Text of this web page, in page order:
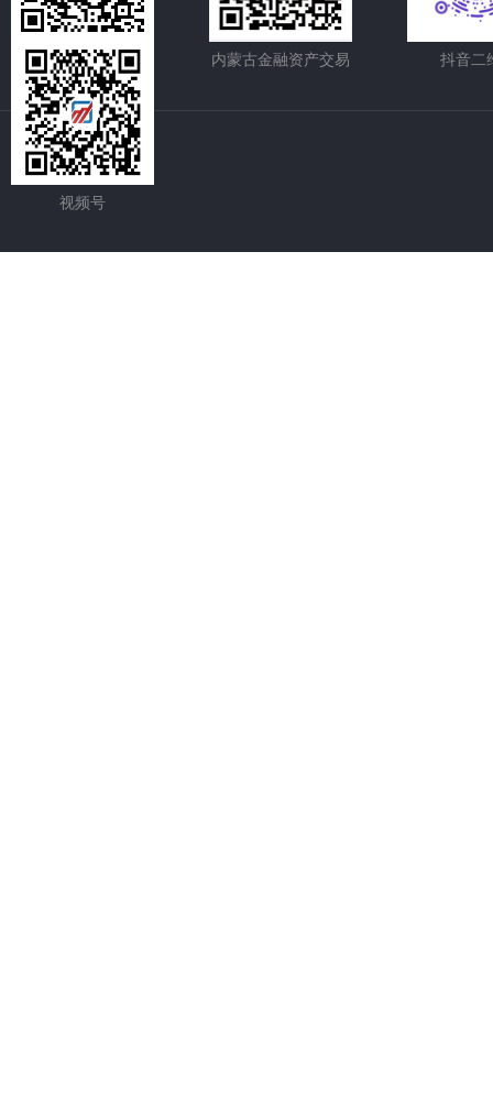
内蒙古股权交易中心 内蒙古金融资产交易 抖音二
视频号